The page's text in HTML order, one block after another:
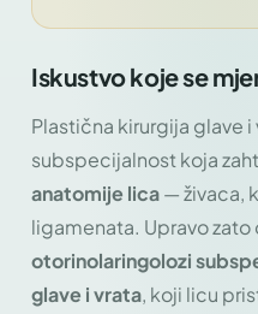
Iskustvo koje se
Plastična kirurgija glave
subspecijalnost koja
anatomije lica— živaca,
ligamenata. Upravo zato
otorinolaringolozi
glave i vrata, koji licu